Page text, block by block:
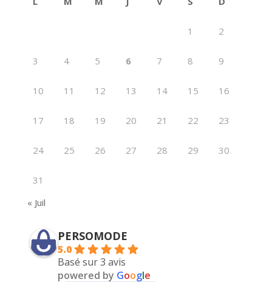
1 2
3 4 5 6 7 8 9
10 11 12 13 14 15 16
17 18 19 20 21 22 23
24 25 26 27 28 29 30
31
« Juil
PERSOMODE
5.0
Basé sur 3 avis
powered by Google